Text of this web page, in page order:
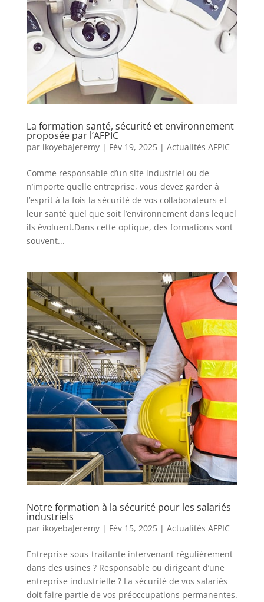
La formation santé, sécurité et environnement
proposée par l’AFPIC
par ikoyebaJeremy| Fév 19, 2025| Actualités AFPIC
Comme responsable d’un site industriel ou de
n’importe quelle entreprise, vous devez garder à
l’esprit à la fois la sécurité de vos collaborateurs et
leur santé quel que soit l’environnement dans lequel
ils évoluent.Dans cette optique, des formations sont
souvent...
Notre formation à la sécurité pour les salariés
industriels
par ikoyebaJeremy| Fév 15, 2025| Actualités AFPIC
Entreprise sous-traitante intervenant régulièrement
dans des usines ? Responsable ou dirigeant d’une
entreprise industrielle ? La sécurité de vos salariés
doit faire partie de vos préoccupations permanentes.